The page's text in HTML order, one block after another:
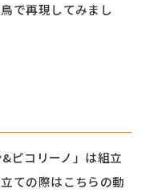
で再現してみまし
ピコリーノ」は組立
ての際はこちらの動